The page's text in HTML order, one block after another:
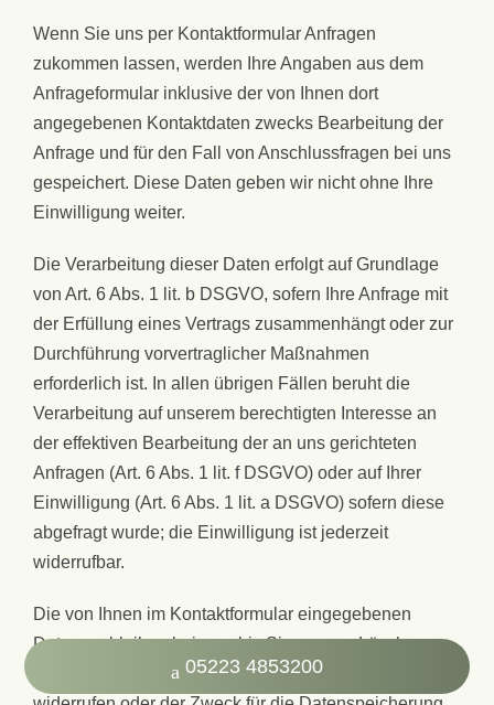
Wenn Sie uns per Kontaktformular Anfragen
zukommen lassen, werden Ihre Angaben aus dem
Anfrageformular inklusive der von Ihnen dort
angegebenen Kontaktdaten zwecks Bearbeitung der
Anfrage und für den Fall von Anschlussfragen bei uns
gespeichert. Diese Daten geben wir nicht ohne Ihre
Einwilligung weiter.
Die Verarbeitung dieser Daten erfolgt auf Grundlage
von Art. 6 Abs. 1 lit. b DSGVO, sofern Ihre Anfrage mit
der Erfüllung eines Vertrags zusammenhängt oder zur
Durchführung vorvertraglicher Maßnahmen
erforderlich ist. In allen übrigen Fällen beruht die
Verarbeitung auf unserem berechtigten Interesse an
der effektiven Bearbeitung der an uns gerichteten
Anfragen (Art. 6 Abs. 1 lit. f DSGVO) oder auf Ihrer
Einwilligung (Art. 6 Abs. 1 lit. a DSGVO) sofern diese
abgefragt wurde; die Einwilligung ist jederzeit
widerrufbar.
Die von Ihnen im Kontaktformular eingegebenen
Daten verbleiben bei uns, bis Sie uns zur Löschung
auffordern, Ihre Einwilligung zur Speicherung
05223 4853200